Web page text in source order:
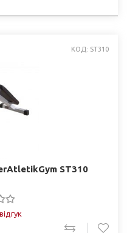
КОД: ST310
ST310